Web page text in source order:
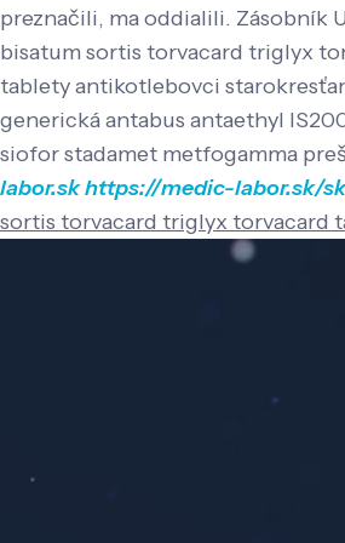
preznačili, ma oddialili. Zásobník
bisatum sortis torvacard triglyx
tablety antikotlebovci
generická antabus antaethyl
siofor stadamet metfogamma
labor.skhttps://medic-labor.sk/
sortis torvacard triglyx torvacard